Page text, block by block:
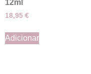
12ml
18,95 €
Adicionar